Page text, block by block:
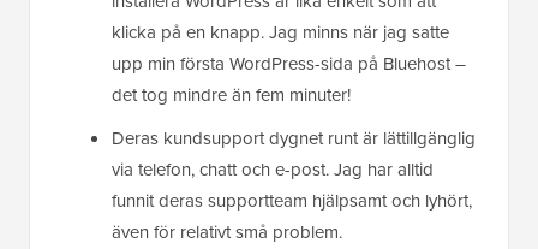
klicka på en knapp. Jag minns när jag satte
upp min första WordPress-sida på Bluehost –
det tog mindre än fem minuter!
Deras kundsupport dygnet runt är lättillgänglig
via telefon, chatt och e-post. Jag har alltid
funnit deras supportteam hjälpsamt och lyhört,
även för relativt små problem.